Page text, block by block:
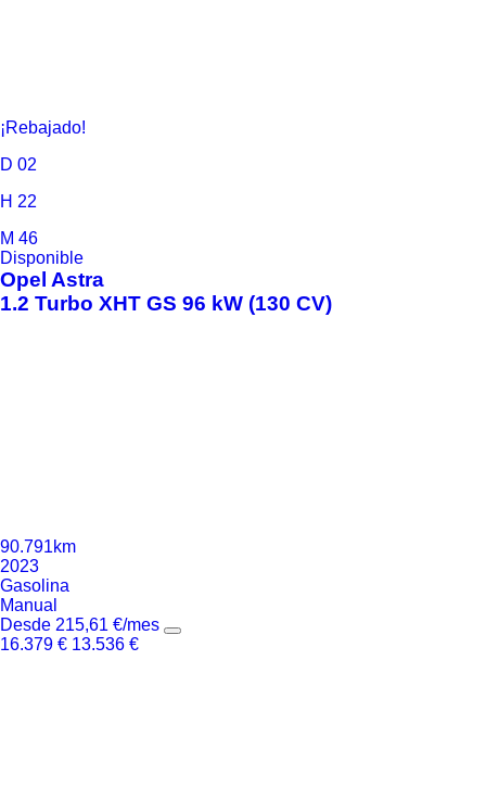
¡Rebajado!
D 02
H 22
M 46
Disponible
Opel Astra
1.2 Turbo XHT GS 96 kW (130 CV)
90.791km
2023
Gasolina
Manual
Desde 215,61 €/mes
16.379 € 13.536 €